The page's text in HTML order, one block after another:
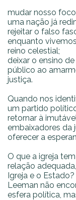
mudar nosso
uma nação já
rejeitar o falso
enquanto
reino celestial;
deixar o ensino
público ao
justiça.
Quando nos
um partido
retornar à
embaixadores da
oferecer a
O que a igreja
relação
Igreja e o
Leeman não
esfera política,